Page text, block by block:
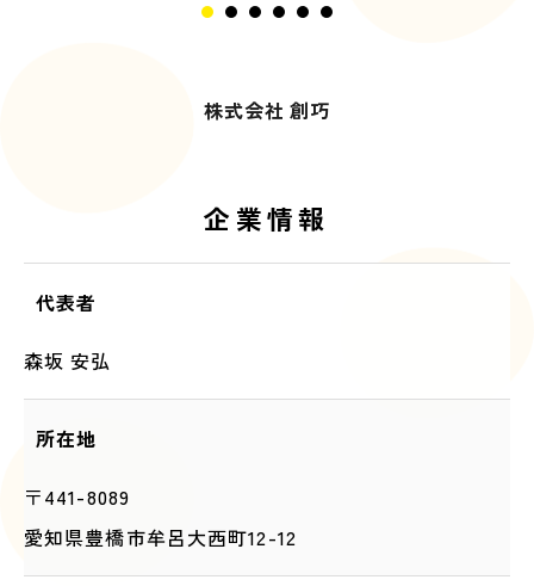
株式会社 創巧
企業情報
代表者
森坂 安弘
所在地
〒441-8089
愛知県豊橋市牟呂大西町12-12